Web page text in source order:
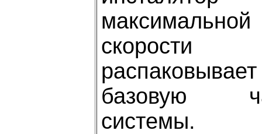
максимальной
скорости
распаковывает
базовую
системы.